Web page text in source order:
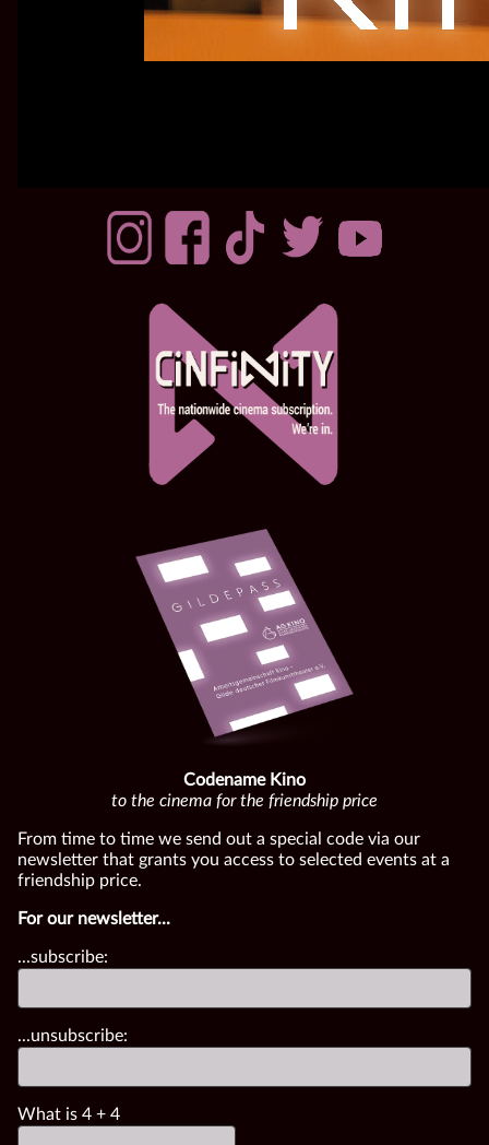
Codename Kino
to the cinema for the friendship price
From time to time we send out a special code via our
newsletter that grants you access to selected events at a
friendship price.
For our newsletter...
...subscribe:
...unsubscribe:
What is 4 + 4